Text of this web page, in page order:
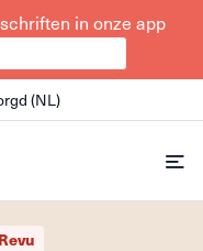
in onze app
(NL)